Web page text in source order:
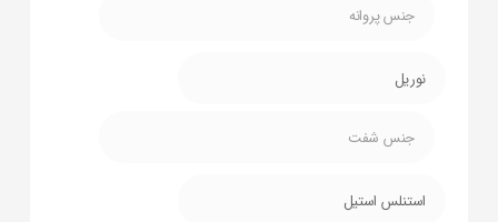
جنس پروانه
نوریل
جنس شفت
استنلس استیل